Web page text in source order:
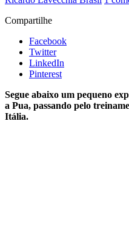
Compartilhe
Facebook
Twitter
LinkedIn
Pinterest
Segue abaixo um pequeno
a Pua, passando pelo
Itália.